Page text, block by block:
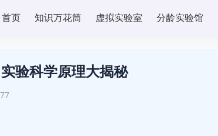
首页 知识万花筒 虚拟实验室 分龄实验馆
验科学原理大揭秘